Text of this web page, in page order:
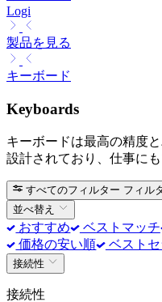
Logi
製品を見る
キーボード
Keyboards
キーボードは最高の精度
設計されており、仕事に
すべてのフィルター フィル
並べ替え
おすすめ ベストマッチ
価格の安い順
ベストセ
接続性
接続性